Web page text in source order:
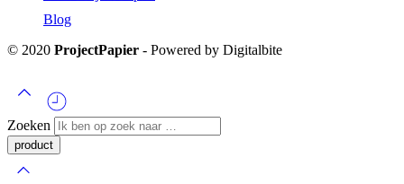
Blog
© 2020 ProjectPapier - Powered by Digitalbite
Zoeken